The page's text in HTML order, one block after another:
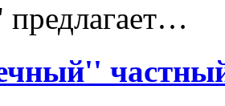
предлагает…